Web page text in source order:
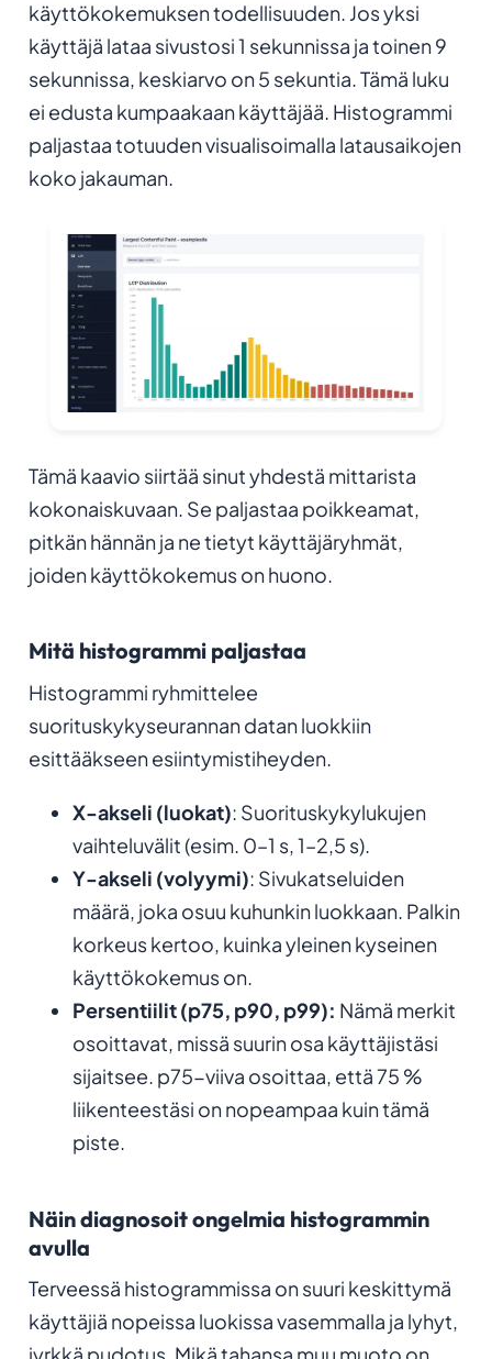
käyttökokemuksen todellisuuden. Jos yksi
käyttäjä lataa sivustosi 1 sekunnissa ja toinen 9
sekunnissa, keskiarvo on 5 sekuntia. Tämä luku
ei edusta kumpaakaan käyttäjää. Histogrammi
paljastaa totuuden visualisoimalla latausaikojen
koko jakauman.
Tämä kaavio siirtää sinut yhdestä mittarista
kokonaiskuvaan. Se paljastaa poikkeamat,
pitkän hännän ja ne tietyt käyttäjäryhmät,
joiden käyttökokemus on huono.
Mitä histogrammi paljastaa
Histogrammi ryhmittelee
suorituskykyseurannan datan luokkiin
esittääkseen esiintymistiheyden.
X-akseli (luokat): Suorituskykylukujen
vaihteluvälit (esim. 0–1 s, 1–2,5 s).
Y-akseli (volyymi): Sivukatseluiden
määrä, joka osuu kuhunkin luokkaan. Palkin
korkeus kertoo, kuinka yleinen kyseinen
käyttökokemus on.
Persentiilit (p75, p90, p99): Nämä merkit
osoittavat, missä suurin osa käyttäjistäsi
sijaitsee. p75-viiva osoittaa, että 75 %
liikenteestäsi on nopeampaa kuin tämä
piste.
Näin diagnosoit ongelmia histogrammin
avulla
Terveessä histogrammissa on suuri keskittymä
käyttäjiä nopeissa luokissa vasemmalla ja lyhyt,